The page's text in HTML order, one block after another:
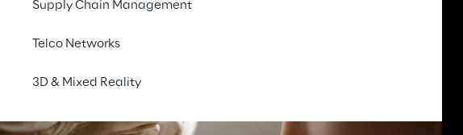
Supply Chain Management
Telco Networks
3D & Mixed Reality